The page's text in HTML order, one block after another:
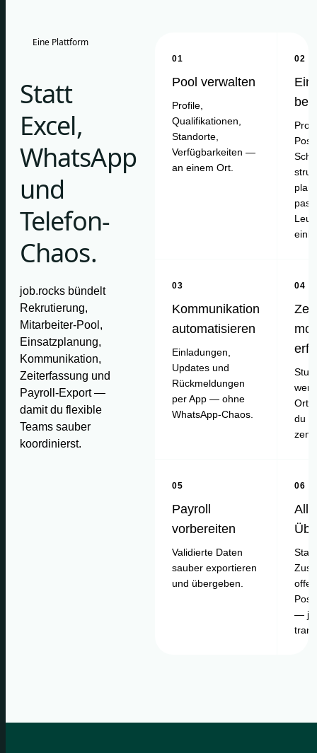
Eine Plattform
Statt
Excel,
WhatsApp
und
Telefon-
Chaos.
job.rocks bündelt
Rekrutierung,
Mitarbeiter-Pool,
Einsatzplanung,
Kommunikation,
Zeiterfassung und
Payroll-Export —
damit du flexible
Teams sauber
koordinierst.
01
Pool verwalten
Profile,
Qualifikationen,
Standorte,
Verfügbarkeiten —
an einem Ort.
02
03
Kommunikation
automatisieren
Einladungen,
Updates und
Rückmeldungen
per App — ohne
WhatsApp-Chaos.
04
Ort
du
05
Payroll
vorbereiten
Validierte Daten
sauber exportieren
und übergeben.
06
—